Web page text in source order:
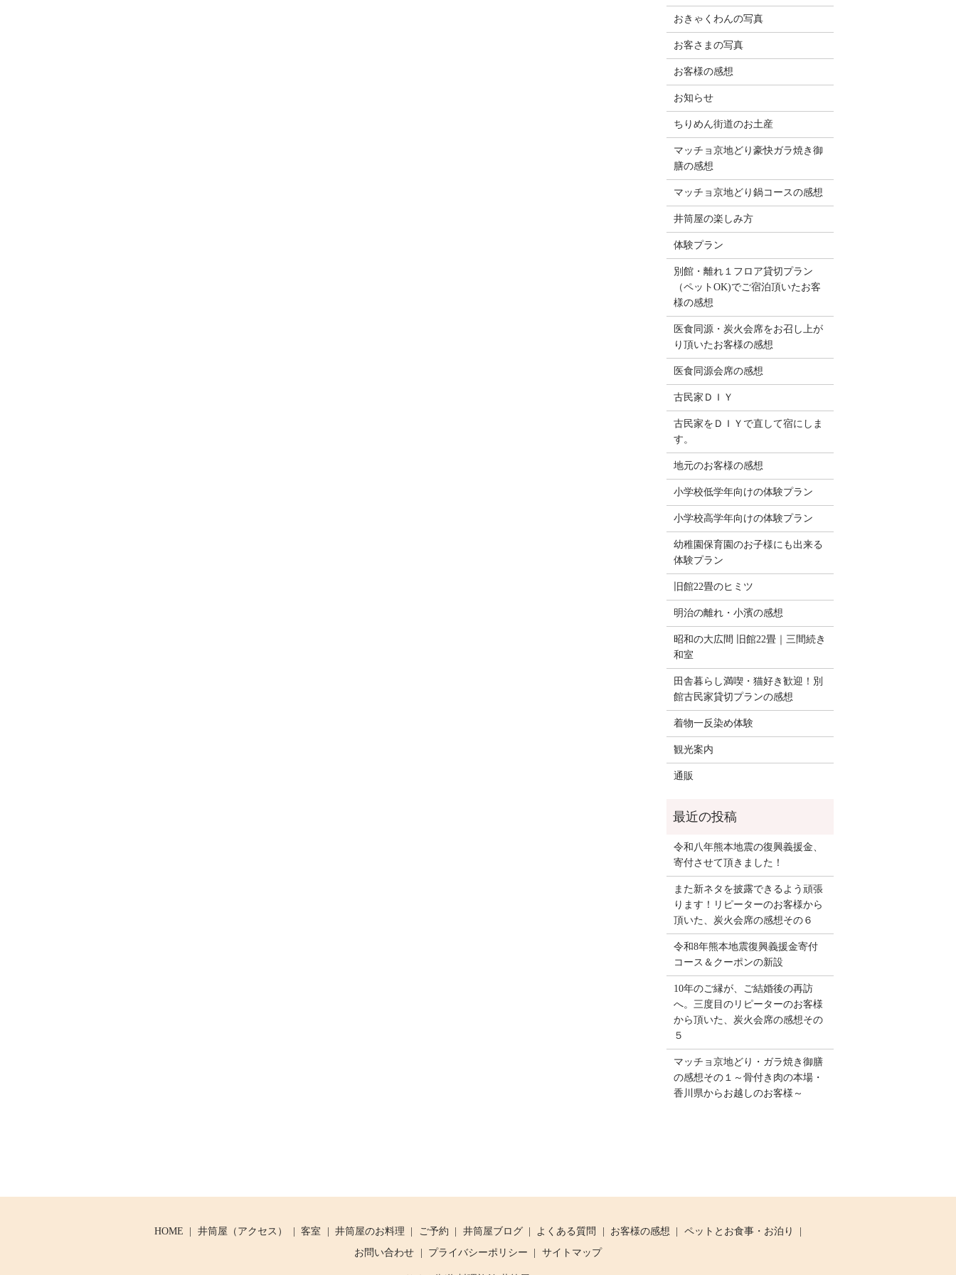
おきゃくわんの写真
お客さまの写真
お客様の感想
お知らせ
ちりめん街道のお土産
マッチョ京地どり豪快ガラ焼き御
膳の感想
マッチョ京地どり鍋コースの感想
井筒屋の楽しみ方
体験プラン
別館・離れ１フロア貸切プラン
（ペットOK)でご宿泊頂いたお客
様の感想
医食同源・炭火会席をお召し上が
り頂いたお客様の感想
医食同源会席の感想
古民家ＤＩＹ
古民家をＤＩＹで直して宿にしま
す。
地元のお客様の感想
小学校低学年向けの体験プラン
小学校高学年向けの体験プラン
幼稚園保育園のお子様にも出来る
体験プラン
旧館22畳のヒミツ
明治の離れ・小濱の感想
昭和の大広間 旧館22畳｜三間続き
和室
田舎暮らし満喫・猫好き歓迎！別
館古民家貸切プランの感想
着物一反染め体験
観光案内
通販
令和八年熊本地震の復興義援金、
寄付させて頂きました！
また新ネタを披露できるよう頑張
ります！リピーターのお客様から
頂いた、炭火会席の感想その６
令和8年熊本地震復興義援金寄付
コース＆クーポンの新設
10年のご縁が、ご結婚後の再訪
へ。三度目のリピーターのお客様
から頂いた、炭火会席の感想その
５
マッチョ京地どり・ガラ焼き御膳
の感想その１～骨付き肉の本場・
香川県からお越しのお客様～
HOME 井筒屋（アクセス） 客室 井筒屋のお料理 ご予約 井筒屋ブログ よくある質問 お客様の感想
ペットとお食事・お泊り
お問い合わせ
プライバシーポリシー サイトマップ